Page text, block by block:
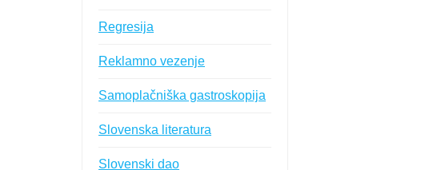
Regresija
Reklamno vezenje
Samoplačniška gastroskopija
Slovenska literatura
Slovenski dao